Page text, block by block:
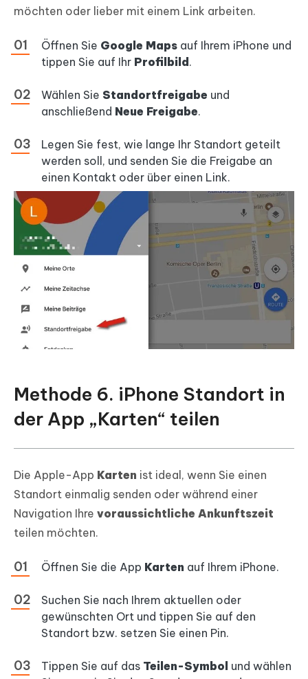
möchten oder lieber mit einem Link arbeiten.
Öffnen Sie Google Maps auf Ihrem iPhone und
tippen Sie auf Ihr Profilbild .
Wählen Sie Standortfreigabe und
anschließend Neue Freigabe.
Legen Sie fest, wie lange Ihr Standort geteilt
werden soll, und senden Sie die Freigabe an
einen Kontakt oder über einen Link.
Methode 6. iPhone Standort in
der App „Karten“ teilen
Die Apple-App Karten ist ideal, wenn Sie einen
Standort einmalig senden oder während einer
Navigation Ihre voraussichtliche Ankunftszeit
teilen möchten.
Öffnen Sie die App Karten auf Ihrem iPhone.
Suchen Sie nach Ihrem aktuellen oder
gewünschten Ort und tippen Sie auf den
Standort bzw. setzen Sie einen Pin.
Tippen Sie auf das Teilen-Symbol und wählen